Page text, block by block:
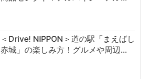
＜Drive! NIPPON＞道の駅「まえばし
赤城」の楽しみ方！グルメや周辺…